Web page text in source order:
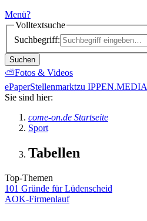
Menü?
Volltextsuche
Suchbegriff:
Suchen
⛅Fotos & Videos
ePaperStellenmarktzu IPPEN.MEDIA
Sie sind hier:
come-on.de Startseite
Sport
Tabellen
Top-Themen
101 Gründe für Lüdenscheid
AOK-Firmenlauf